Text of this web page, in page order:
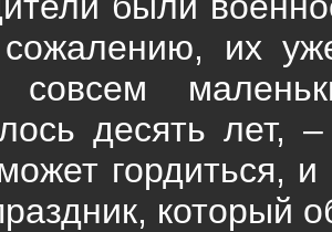
их
совсем
десять
гордиться,
который